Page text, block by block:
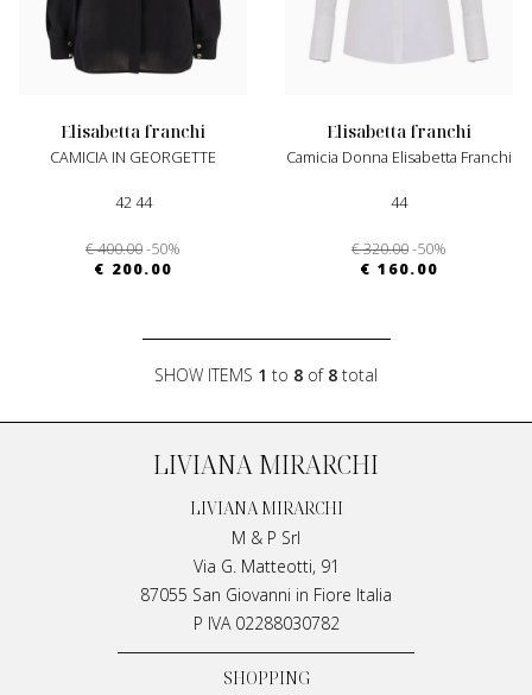
elisabetta franchi
CAMICIA IN GEORGETTE
42 44
€ 400.00-50%
€ 200.00
elisabetta franchi
Camicia Donna Elisabetta Franchi
44
€ 320.00-50%
€ 160.00
SHOW ITEMS 1 to 8 of 8 total
LIVIANA MIRARCHI
LIVIANA MIRARCHI
M & P Srl
Via G. Matteotti, 91
87055 San Giovanni in Fiore Italia
P IVA 02288030782
SHOPPING